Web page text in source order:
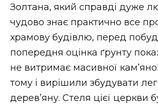
Золтана, який справді дуже
чудово знає практично все
храмову будівлю, перед
попередня оцінка ґрунту
не витримає масивної
тому і вирішили збудувати
дерев’яну. Стеля цієї церкви